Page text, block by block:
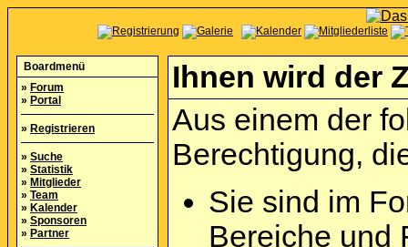
Boardmenü
» Forum
» Portal
» Registrieren
» Suche
» Statistik
» Mitglieder
» Team
» Kalender
» Sponsoren
» Partner
Ihnen wird der
Aus einem der
Berechtigung,
Sie sind im
Bereiche und